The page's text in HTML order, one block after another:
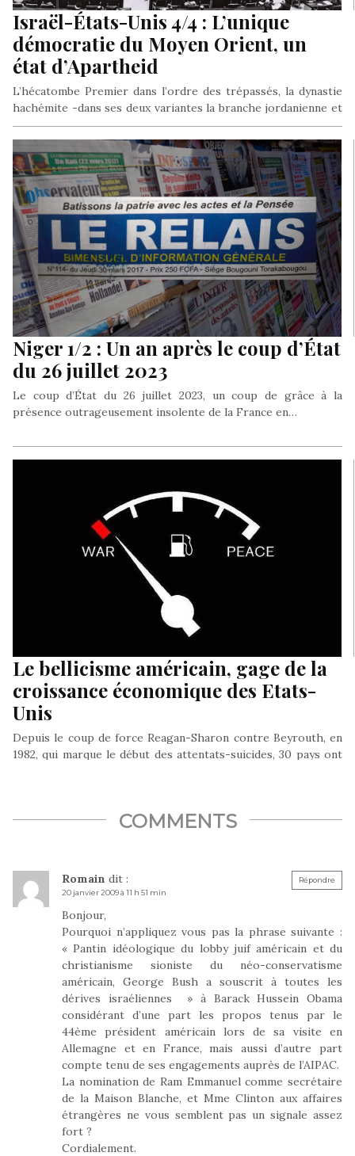
Israël-États-Unis 4/4 : L’unique
démocratie du Moyen Orient, un
état d’Apartheid
L’hécatombe Premier dans l’ordre des trépassés, la dynastie
hachémite -dans ses deux variantes la branche jordanienne et
la branche irakienne-…
Niger 1/2 : Un an après le coup d’État
du 26 juillet 2023
Le coup d’État du 26 juillet 2023, un coup de grâce à la
présence outrageusement insolente de la France en…
Le bellicisme américain, gage de la
croissance économique des Etats-
Unis
Depuis le coup de force Reagan-Sharon contre Beyrouth, en
1982, qui marque le début des attentats-suicides, 30 pays ont
COMMENTS
Romain dit :
20 janvier 2009 à 11 h 51 min
Bonjour,
Pourquoi n’appliquez vous pas la phrase suivante :
« Pantin idéologique du lobby juif américain et du
christianisme sioniste du néo-conservatisme
américain, George Bush a souscrit à toutes les
dérives israéliennes » à Barack Hussein Obama
considérant d’une part les propos tenus par le
44ème président américain lors de sa visite en
Allemagne et en France, mais aussi d’autre part
compte tenu de ses engagements auprès de l’AIPAC.
La nomination de Ram Emmanuel comme secrétaire
de la Maison Blanche, et Mme Clinton aux affaires
étrangères ne vous semblent pas un signale assez
fort ?
Cordialement.
Répondre